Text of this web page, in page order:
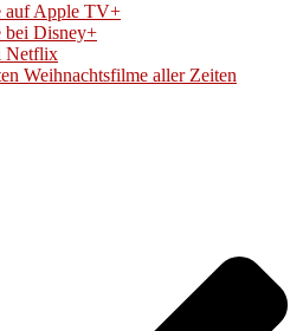
auf Apple TV+
bei Disney+
Netflix
Weihnachtsfilme aller Zeiten